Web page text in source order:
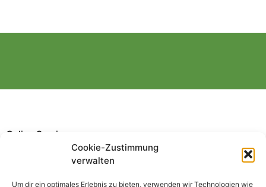
Cookie-Zustimmung
verwalten
Um dir ein optimales Erlebnis zu bieten, verwenden wir Technologien wie
Online Service